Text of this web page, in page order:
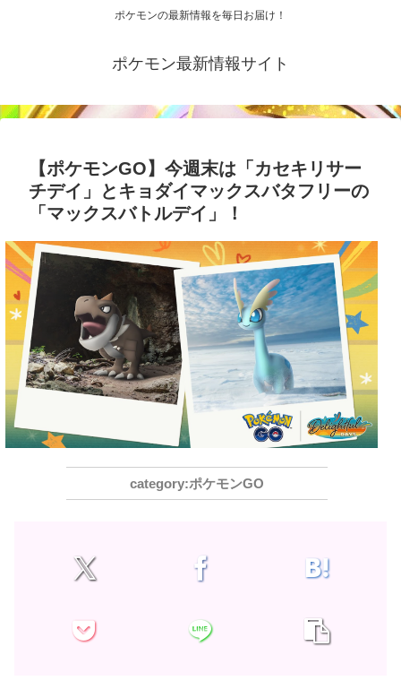
ポケモンの最新情報を毎日お届け！
ポケモン最新情報サイト
【ポケモンGO】今週末は「カセキリサー
チデイ」とキョダイマックスバタフリーの
「マックスバトルデイ」！
ポケモンGO